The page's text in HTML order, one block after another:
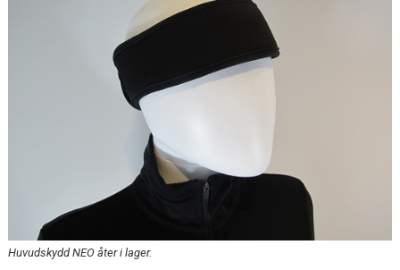
VÄRMDÖKRISTALLEN 2026
Huvudskydd NEO åter i lager.